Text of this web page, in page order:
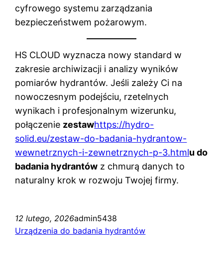
cyfrowego systemu zarządzania
bezpieczeństwem pożarowym.
HS CLOUD wyznacza nowy standard w
zakresie archiwizacji i analizy wyników
pomiarów hydrantów. Jeśli zależy Ci na
nowoczesnym podejściu, rzetelnych
wynikach i profesjonalnym wizerunku,
połączenie zestawhttps://hydro-
solid.eu/zestaw-do-badania-hydrantow-
wewnetrznych-i-zewnetrznych-p-3.htmlu do
badania hydrantów z chmurą danych to
naturalny krok w rozwoju Twojej firmy.
12 lutego, 2026admin5438
Urządzenia do badania hydrantów